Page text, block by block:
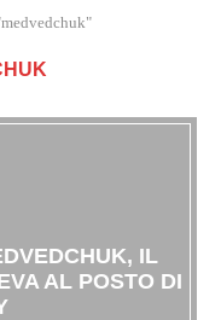
IL
AL POSTO DI